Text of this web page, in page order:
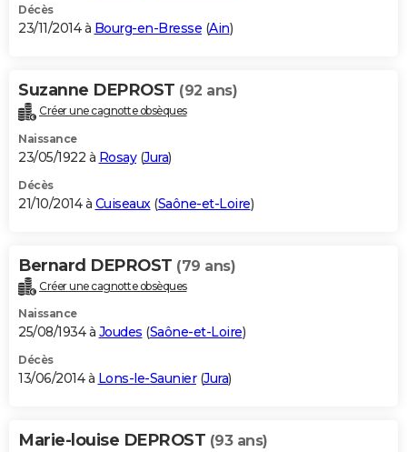
Décès
23/11/2014 à Bourg-en-Bresse (Ain)
Suzanne DEPROST (92 ans)
Créer une cagnotte obsèques
Naissance
23/05/1922 à Rosay(Jura)
Décès
21/10/2014 à Cuiseaux (Saône-et-Loire)
Bernard DEPROST (79 ans)
Créer une cagnotte obsèques
Naissance
25/08/1934 à Joudes (Saône-et-Loire)
Décès
13/06/2014 à Lons-le-Saunier(Jura)
Marie-louise DEPROST (93 ans)